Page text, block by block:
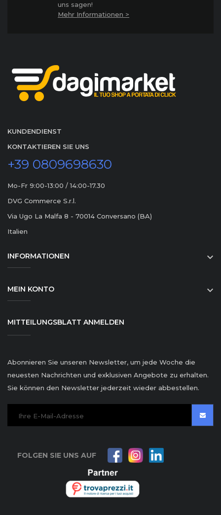
uns sagen!
Mehr Informationen >
KUNDENDIENST
KONTAKTIEREN SIE UNS
+39 0809698630
Mo-Fr 9:00-13:00 / 14:00-17.30
DVG Commerce S.r.l.
Via Ugo La Malfa 8 - 70014 Conversano (BA)
Italien
INFORMATIONEN 
MEIN KONTO 
MITTEILUNGSBLATT ANMELDEN
Abonnieren Sie unseren Newsletter, um jede Woche die
neuesten Nachrichten und exklusiven Angebote zu erhalten.
Sie können den Newsletter jederzeit wieder abbestellen.
FOLGEN SIE UNS AUF